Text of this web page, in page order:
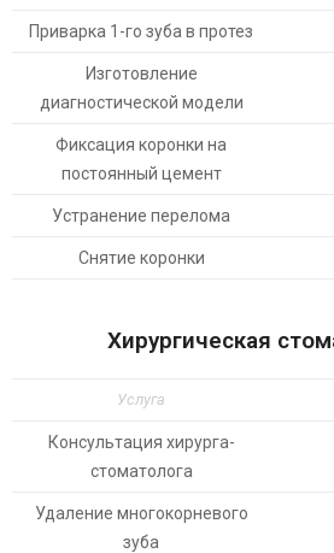
Приварка 1-го зуба в протез
Изготовление
диагностической модели
Фиксация коронки на
постоянный цемент
Устранение перелома
Снятие коронки
Хирургическая
Услуга
Консультация хирурга-
стоматолога
Удаление многокорневого
зуба